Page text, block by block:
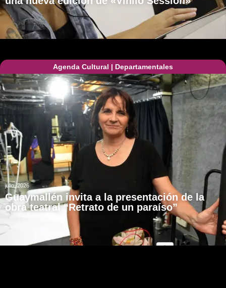
Agenda Cultural | Departamentales
julio, 2026
Guaymallén invita a la presentación de la
obra teatral “Retrato de un paraíso”